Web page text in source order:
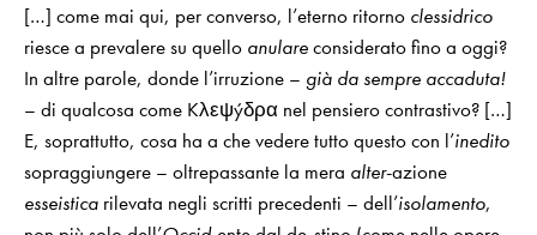
[…] come mai qui, per converso, l’eterno ritorno clessidrico
riesce a prevalere su quello anulareconsiderato fino a oggi?
In altre parole, donde l’irruzione – già da sempre accaduta!
– di qualcosa come Kλεψýδρα nel pensiero contrastivo? […]
E, soprattutto, cosa ha a che vedere tutto questo con l’inedito
sopraggiungere – oltrepassante la mera alter-azione
esseistica rilevata negli scritti precedenti – dell’isolamento,